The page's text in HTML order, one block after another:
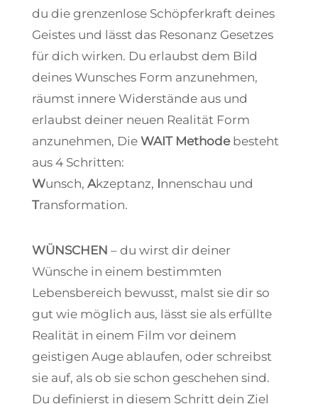
du die grenzenlose Schöpferkraft deines
Geistes und lässt das Resonanz Gesetzes
für dich wirken. Du erlaubst dem Bild
deines Wunsches Form anzunehmen,
räumst innere Widerstände aus und
erlaubst deiner neuen Realität Form
anzunehmen, Die WAIT Methodebesteht
aus 4 Schritten:
Wunsch, Akzeptanz, Innenschau und
Transformation.
WÜNSCHEN – du wirst dir deiner
Wünsche in einem bestimmten
Lebensbereich bewusst, malst sie dir so
gut wie möglich aus, lässt sie als erfüllte
Realität in einem Film vor deinem
geistigen Auge ablaufen, oder schreibst
sie auf, als ob sie schon geschehen sind.
Du definierst in diesem Schritt dein Ziel